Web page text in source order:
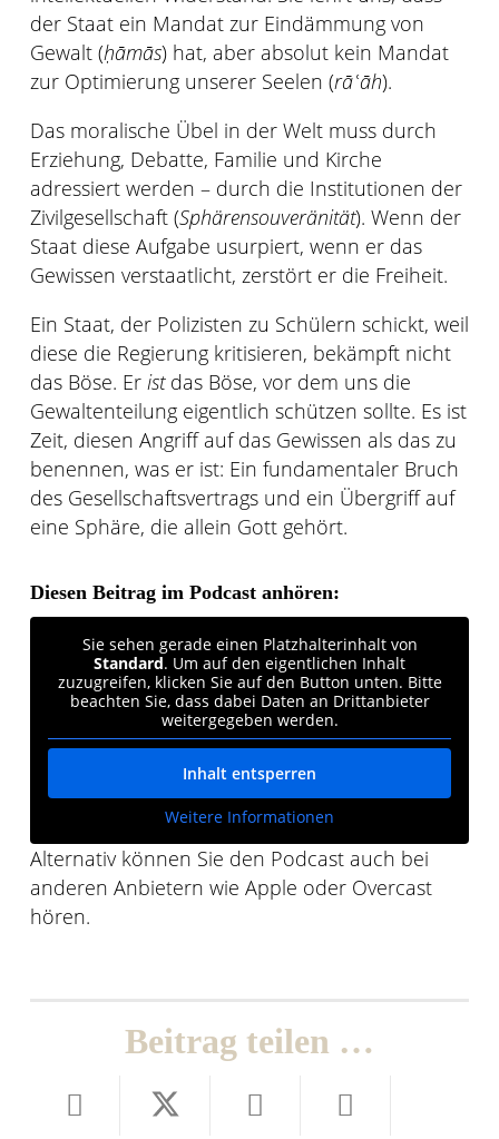
der Staat ein Mandat zur Eindämmung von
Gewalt (ḥāmās) hat, aber absolut kein Mandat
zur Optimierung unserer Seelen (rāʿāh).
Das moralische Übel in der Welt muss durch
Erziehung, Debatte, Familie und Kirche
adressiert werden – durch die Institutionen der
Zivilgesellschaft (Sphärensouveränität). Wenn der
Staat diese Aufgabe usurpiert, wenn er das
Gewissen verstaatlicht, zerstört er die Freiheit.
Ein Staat, der Polizisten zu Schülern schickt, weil
diese die Regierung kritisieren, bekämpft nicht
das Böse. Er istdas Böse, vor dem uns die
Gewaltenteilung eigentlich schützen sollte. Es ist
Zeit, diesen Angriff auf das Gewissen als das zu
benennen, was er ist: Ein fundamentaler Bruch
des Gesellschaftsvertrags und ein Übergriff auf
eine Sphäre, die allein Gott gehört.
Diesen Beitrag im Podcast anhören:
Sie sehen gerade einen Platzhalterinhalt von
Standard. Um auf den eigentlichen Inhalt
zuzugreifen, klicken Sie auf den Button unten. Bitte
beachten Sie, dass dabei Daten an Drittanbieter
weitergegeben werden.
Inhalt entsperren
Weitere Informationen
Alternativ können Sie den Podcast auch bei
anderen Anbietern wie Apple oder Overcast
hören.
Beitrag teilen …